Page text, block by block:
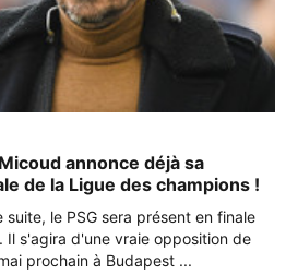
annonce déjà sa
de la Ligue des champions !
suite, le PSG sera présent en finale
Il s'agira d'une vraie opposition de
prochain à Budapest ...